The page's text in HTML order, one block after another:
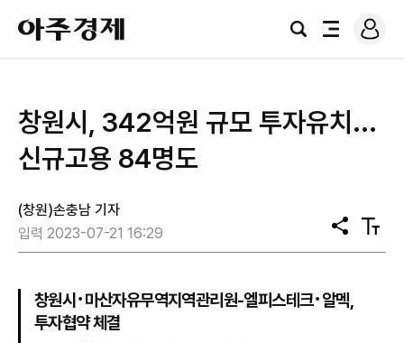
아
주
경
검
전
로
그
​창원시, 342억원 규모 투자유치...
신규고용 84명도
(창원)손충남 기자
입력 2023-07-21 16:29
공
유
텍
스
창원시･마산자유무역지역관리원-엘피스테크･알멕,
투자협약 체결